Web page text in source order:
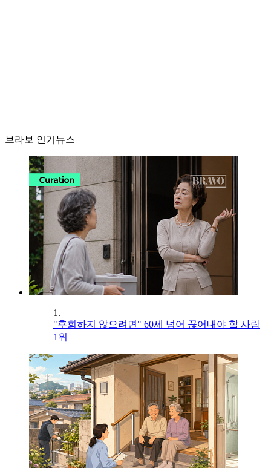
브라보 인기뉴스
1.
"후회하지 않으려면" 60세 넘어 끊어내야 할 사람
1위